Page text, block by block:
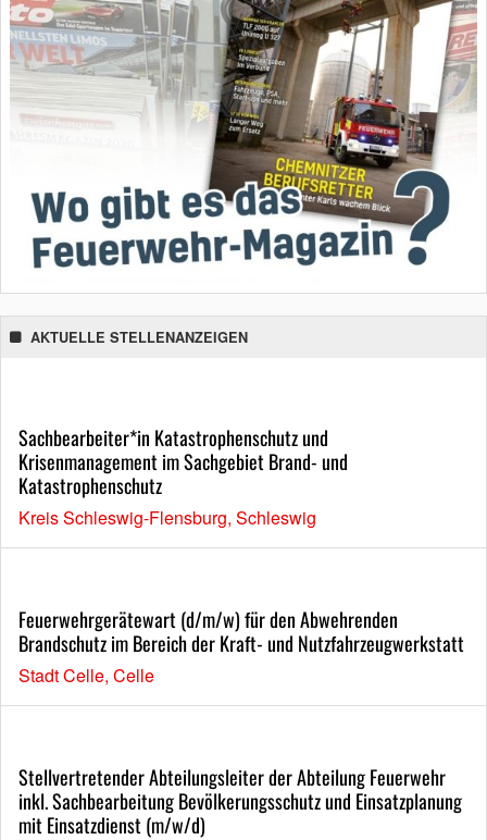
AKTUELLE STELLENANZEIGEN
Sachbearbeiter*in Katastrophenschutz und
Krisenmanagement im Sachgebiet Brand- und
Katastrophenschutz
Kreis Schleswig-Flensburg, Schleswig
Feuerwehrgerätewart (d/m/w) für den Abwehrenden
Brandschutz im Bereich der Kraft- und Nutzfahrzeugwerkstatt
Stadt Celle, Celle
Stellvertretender Abteilungsleiter der Abteilung Feuerwehr
inkl. Sachbearbeitung Bevölkerungsschutz und Einsatzplanung
mit Einsatzdienst (m/w/d)